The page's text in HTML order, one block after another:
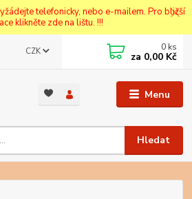
telefonicky, nebo e-mailem. Pro bližší
klikněte zde na lištu. !!!
Menu
CZK
Hledat
0 ks
za 0,00 Kč